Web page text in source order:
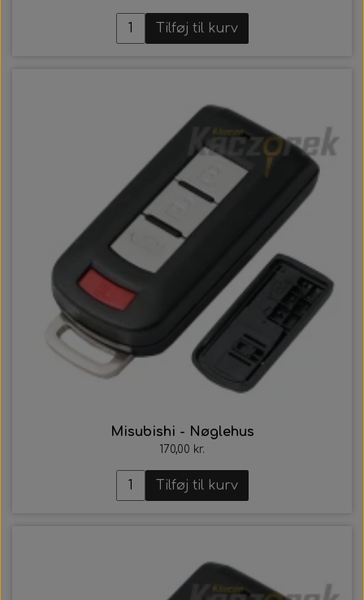
Tilføj til kurv
Misubishi - Nøglehus
170,00 kr.
Tilføj til kurv